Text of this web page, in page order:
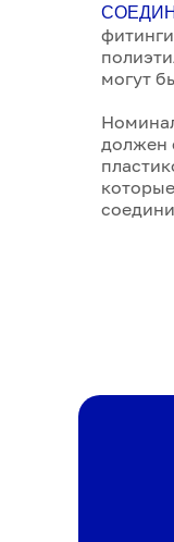
могут
должен